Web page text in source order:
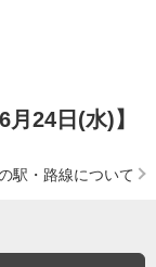
24日(水)】
駅・路線について